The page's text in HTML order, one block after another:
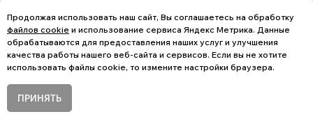
Продолжая использовать наш сайт, Вы соглашаетесь на обработку
файлов cookie и использование сервиса Яндекс Метрика. Данные
обрабатываются для предоставления наших услуг и улучшения
качества работы нашего веб-сайта и сервисов. Если вы не хотите
использовать файлы cookie, то измените настройки браузера.
ПРИНЯТЬ